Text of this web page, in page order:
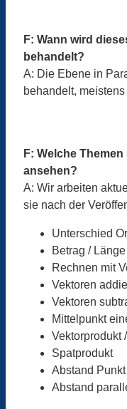
F: Wann wird
behandelt?
A: Die Ebene in
behandelt,
F: Welche
ansehen?
A: Wir arbeiten
sie nach der
Unterschied
Betrag /
Rechnen mit
Vektoren
Vektoren
Mittelpunkt
Vektorprodukt
Spatprodukt
Abstand
Abstand